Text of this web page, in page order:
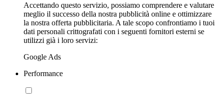
Accettando questo servizio, possiamo comprendere e valutare
meglio il successo della nostra pubblicità online e ottimizzare
la nostra offerta pubblicitaria. A tale scopo confrontiamo i tuoi
dati personali crittografati con i seguenti fornitori esterni se
utilizzi già i loro servizi:
Google Ads
Performance